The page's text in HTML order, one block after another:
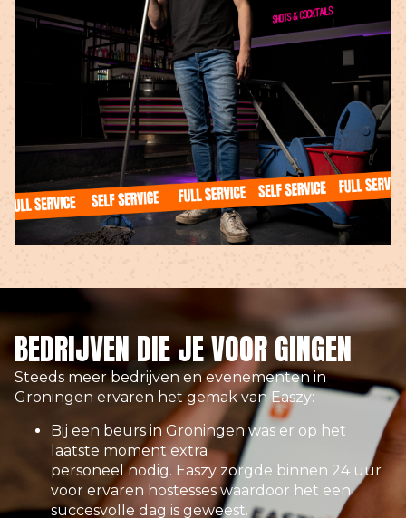
BEDRIJVEN DIE JE VOOR GINGEN
Steeds meer bedrijven en evenementen in
Groningen ervaren het gemak van Easzy:
Bij een beurs in Groningen was er op het
laatste moment extra
personeel nodig. Easzy zorgde binnen 24 uur
voor ervaren hostesses waardoor het een
succesvolle dag is geweest.